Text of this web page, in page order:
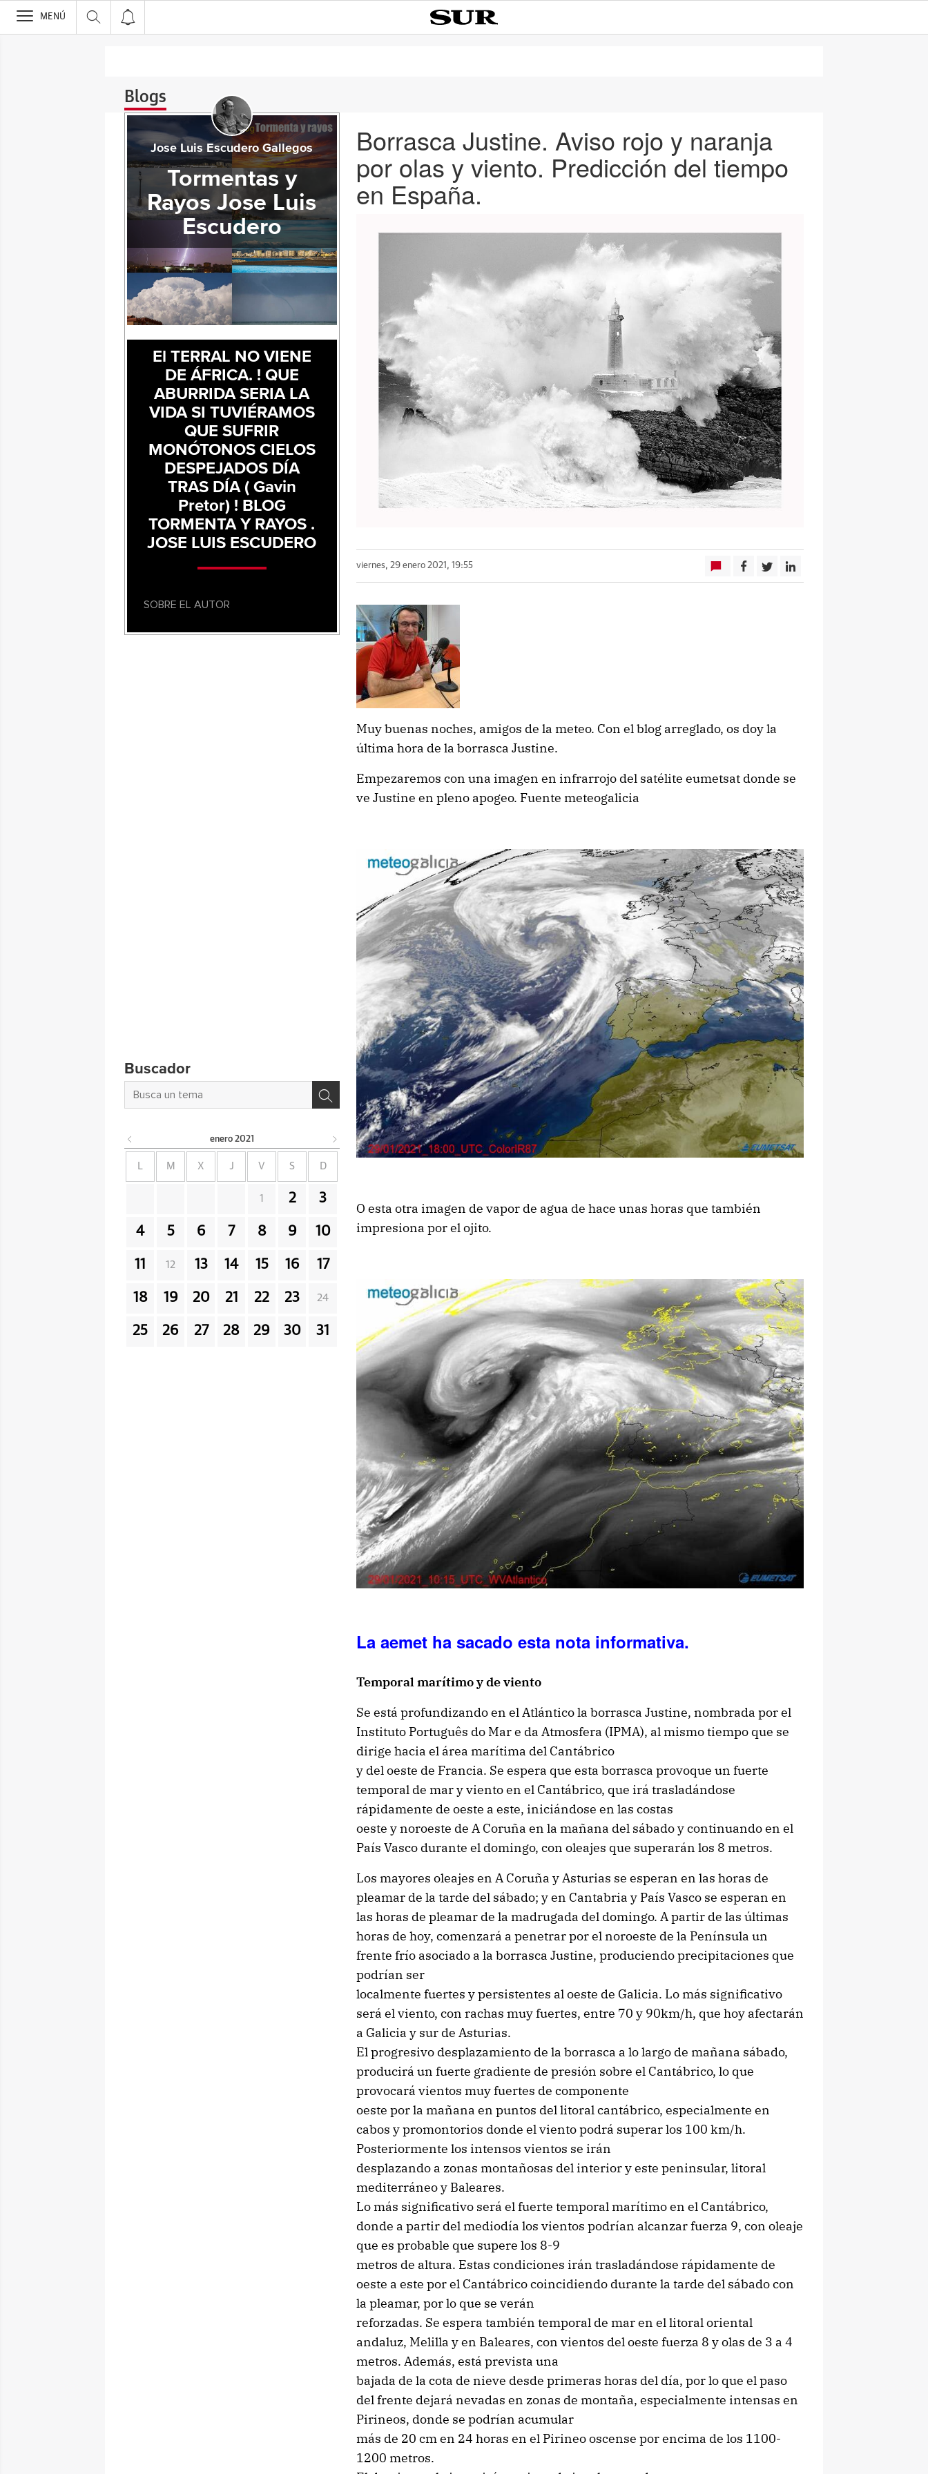
>
MENÚ
Blogs
Borrasca Justine. Aviso rojo y naranja
por olas y viento. Predicción del tiempo
en España.
viernes, 29 enero 2021, 19:55
Muy buenas noches, amigos de la meteo. Con el blog arreglado, os doy la
última hora de la borrasca Justine.
Empezaremos con una imagen en infrarrojo del satélite eumetsat donde se
ve Justine en pleno apogeo. Fuente meteogalicia
O esta otra imagen de vapor de agua de hace unas horas que también
impresiona por el ojito.
La aemet ha sacado esta nota informativa.
Temporal marítimo y de viento
Se está profundizando en el Atlántico la borrasca Justine, nombrada por el
Instituto Português do Mar e da Atmosfera (IPMA), al mismo tiempo que se
dirige hacia el área marítima del Cantábrico
y del oeste de Francia. Se espera que esta borrasca provoque un fuerte
temporal de mar y viento en el Cantábrico, que irá trasladándose
rápidamente de oeste a este, iniciándose en las costas
oeste y noroeste de A Coruña en la mañana del sábado y continuando en el
País Vasco durante el domingo, con oleajes que superarán los 8 metros.
Los mayores oleajes en A Coruña y Asturias se esperan en las horas de
pleamar de la tarde del sábado; y en Cantabria y País Vasco se esperan en
las horas de pleamar de la madrugada del domingo. A partir de las últimas
horas de hoy, comenzará a penetrar por el noroeste de la Península un
frente frío asociado a la borrasca Justine, produciendo precipitaciones que
podrían ser
localmente fuertes y persistentes al oeste de Galicia. Lo más significativo
será el viento, con rachas muy fuertes, entre 70 y 90km/h, que hoy afectarán
a Galicia y sur de Asturias.
El progresivo desplazamiento de la borrasca a lo largo de mañana sábado,
producirá un fuerte gradiente de presión sobre el Cantábrico, lo que
provocará vientos muy fuertes de componente
oeste por la mañana en puntos del litoral cantábrico, especialmente en
cabos y promontorios donde el viento podrá superar los 100 km/h.
Posteriormente los intensos vientos se irán
desplazando a zonas montañosas del interior y este peninsular, litoral
mediterráneo y Baleares.
Lo más significativo será el fuerte temporal marítimo en el Cantábrico,
donde a partir del mediodía los vientos podrían alcanzar fuerza 9, con oleaje
que es probable que supere los 8-9
metros de altura. Estas condiciones irán trasladándose rápidamente de
oeste a este por el Cantábrico coincidiendo durante la tarde del sábado con
la pleamar, por lo que se verán
reforzadas. Se espera también temporal de mar en el litoral oriental
andaluz, Melilla y en Baleares, con vientos del oeste fuerza 8 y olas de 3 a 4
metros. Además, está prevista una
bajada de la cota de nieve desde primeras horas del día, por lo que el paso
del frente dejará nevadas en zonas de montaña, especialmente intensas en
Pirineos, donde se podrían acumular
más de 20 cm en 24 horas en el Pirineo oscense por encima de los 1100-
1200 metros.
Jose Luis Escudero Gallegos
Tormentas y
Rayos Jose Luis
Escudero
El TERRAL NO VIENE
DE ÁFRICA. ! QUE
ABURRIDA SERIA LA
VIDA SI TUVIÉRAMOS
QUE SUFRIR
MONÓTONOS CIELOS
DESPEJADOS DÍA
TRAS DÍA ( Gavin
Pretor) ! BLOG
TORMENTA Y RAYOS .
JOSE LUIS ESCUDERO
SOBRE EL AUTOR
Buscador
enero 2021
L M X J V S D
1 2 3
4 5 6 7 8 9 10
11 12 13 14 15 16 17
18 19 20 21 22 23 24
25 26 27 28 29 30 31